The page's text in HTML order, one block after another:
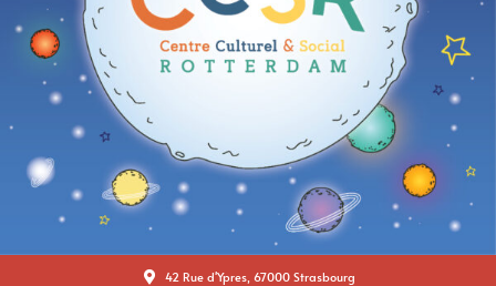
42 Rue d'Ypres, 67000 Strasbourg